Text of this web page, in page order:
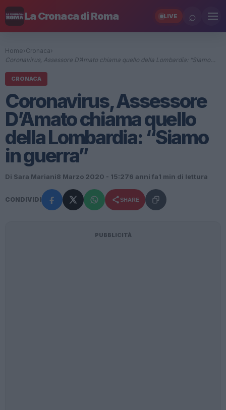
La Cronaca di Roma LIVE ⌕
Home› Cronaca›
Coronavirus, Assessore D’Amato chiama quello della Lombardia: “Siamo…
CRONACA
Coronavirus, Assessore
D’Amato chiama quello
della Lombardia: “Siamo
in guerra”
Di Sara Mariani8 Marzo 2020 - 15:276 anni fa1 min di lettura
CONDIVIDI SHARE
PUBBLICITÀ